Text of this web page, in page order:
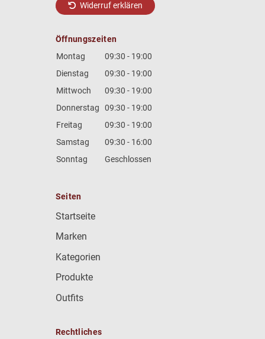
Widerruf erklären
Öffnungszeiten
Montag
09:30 - 19:00
Dienstag
09:30 - 19:00
Mittwoch
09:30 - 19:00
Donnerstag
09:30 - 19:00
Freitag
09:30 - 19:00
Samstag
09:30 - 16:00
Sonntag
Geschlossen
Seiten
Startseite
Marken
Kategorien
Produkte
Outfits
Rechtliches